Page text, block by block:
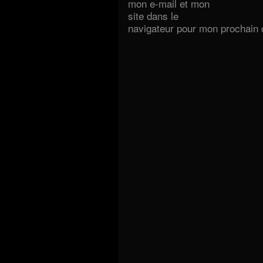
mon e-mail et mon
site dans le
navigateur pour mon prochain